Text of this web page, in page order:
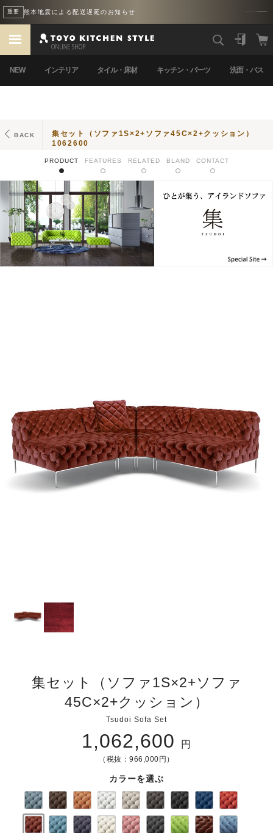
FEATURED オリガミダイニングセットフェア
NEW インテリア タイル・床材 キッチン・パーツ 洗面・バス
BACK
集セット（ソファ1S×2+ソファ45C×2+クッション）
1062600
PRODUCT FEATURES RELATED BLAND CONTACT
集セット（ソファ1S×2+ソファ
45C×2+クッション）
Tsudoi Sofa Set
1,062,600 円
（税抜：966,000円）
カラーを選ぶ